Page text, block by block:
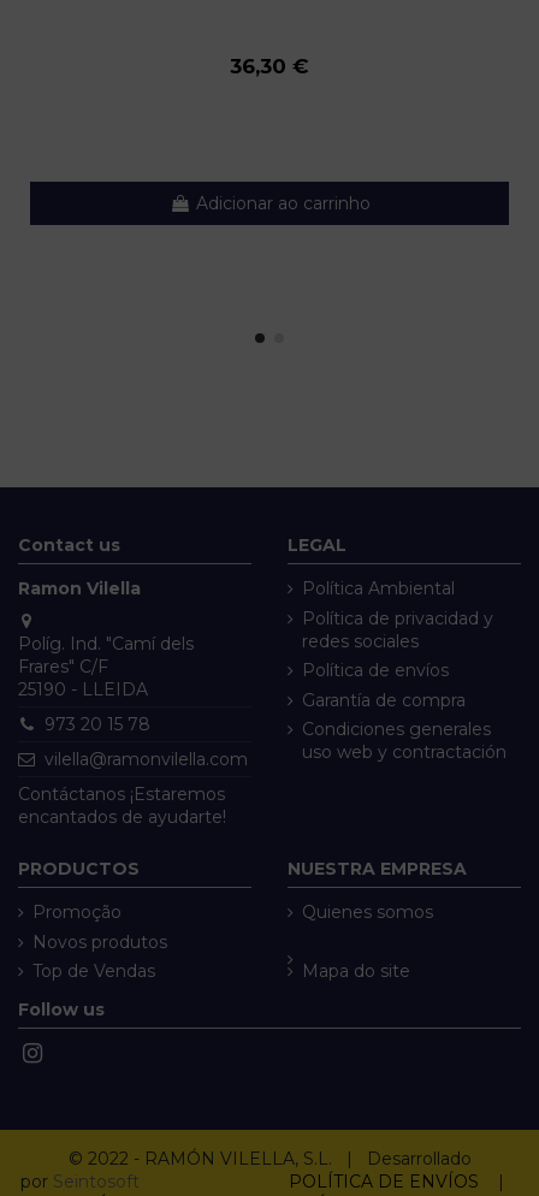
36,30 €
Adicionar ao carrinho
Contact us
Ramon Vilella
Políg. Ind. "Camí dels
Frares" C/F
25190 - LLEIDA
973 20 15 78
vilella@ramonvilella.com
Contáctanos ¡Estaremos
encantados de ayudarte!
LEGAL
Política Ambiental
Política de privacidad y
redes sociales
Política de envíos
Garantía de compra
Condiciones generales
uso web y contractación
PRODUCTOS
Promoção
Novos produtos
Top de Vendas
NUESTRA EMPRESA
Quienes somos
Mapa do site
Follow us
© 2022 - RAMÓN VILELLA, S.L. | Desarrollado
por Seintosoft POLÍTICA DE ENVÍOS
|